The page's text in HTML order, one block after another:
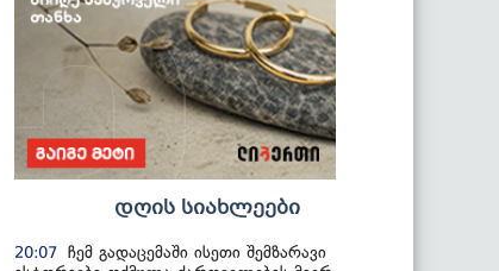
დღის სიახლეები
20:07 ჩემ გადაცემაში ისეთი შემზარავი